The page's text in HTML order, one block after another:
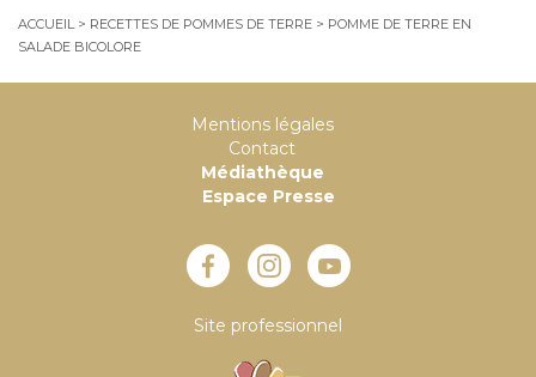
ACCUEIL> RECETTES DE POMMES DE TERRE > POMME DE TERRE EN
SALADE BICOLORE
Mentions légales
Contact
Médiathèque
Espace Presse
Site professionnel